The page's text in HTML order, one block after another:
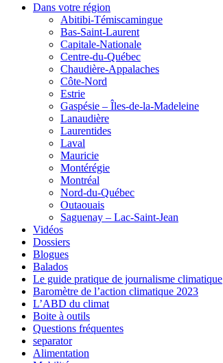
Dans votre région
Abitibi-Témiscamingue
Bas-Saint-Laurent
Capitale-Nationale
Centre-du-Québec
Chaudière-Appalaches
Côte-Nord
Estrie
Gaspésie – Îles-de-la-Madeleine
Lanaudière
Laurentides
Laval
Mauricie
Montérégie
Montréal
Nord-du-Québec
Outaouais
Saguenay – Lac-Saint-Jean
Vidéos
Dossiers
Blogues
Balados
Le guide pratique de journalisme climatique
Baromètre de l’action climatique 2023
L’ABD du climat
Boite à outils
Questions fréquentes
separator
Alimentation